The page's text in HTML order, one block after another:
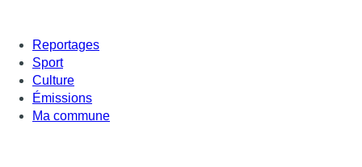
Reportages
Sport
Culture
Émissions
Ma commune